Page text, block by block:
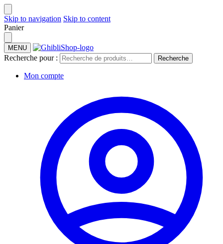
Skip to navigation Skip to content
Panier
MENU
Recherche pour : Recherche
Mon compte